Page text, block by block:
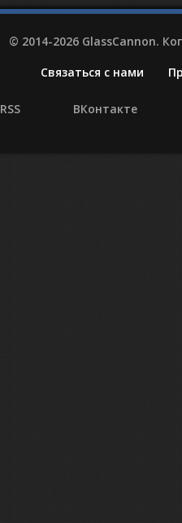
© 2014-2026 GlassCannon.
Связаться с нами
RSS ВКонтакте